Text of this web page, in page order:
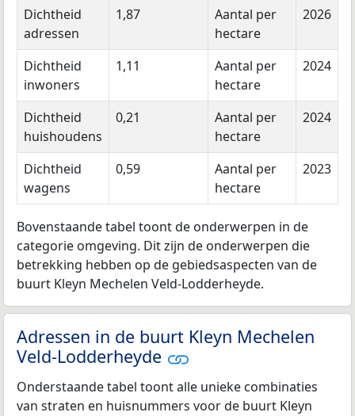
Dichtheid
adressen
1,87
Aantal per
hectare
2026
Dichtheid
inwoners
1,11
Aantal per
hectare
2024
Dichtheid
huishoudens
0,21
Aantal per
hectare
2024
Dichtheid
wagens
0,59
Aantal per
hectare
2023
Bovenstaande tabel toont de onderwerpen in de
categorie omgeving. Dit zijn de onderwerpen die
betrekking hebben op de gebiedsaspecten van de
buurt Kleyn Mechelen Veld-Lodderheyde.
Adressen in de buurt Kleyn Mechelen
Veld-Lodderheyde
Onderstaande tabel toont alle unieke combinaties
van straten en huisnummers voor de buurt Kleyn